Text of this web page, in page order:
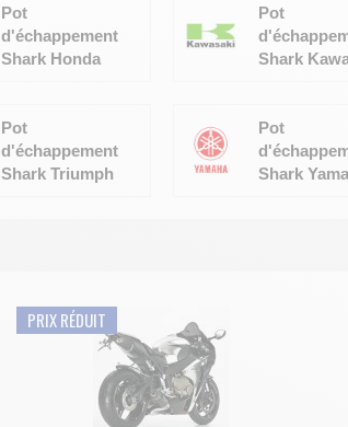
Pot
d'échappement
Shark Honda
Pot
Shark
Pot
d'échappement
Shark Triumph
Pot
Shark
PRIX RÉDUIT